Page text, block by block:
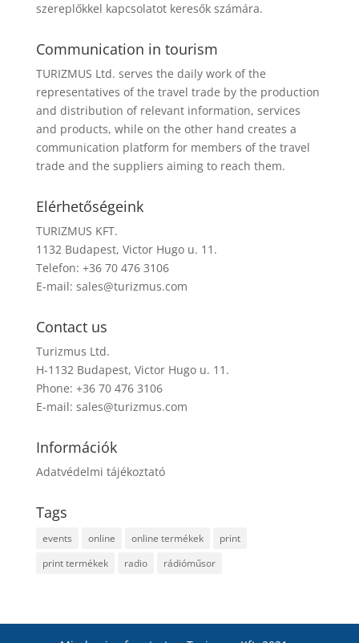
szereplőkkel kapcsolatot keresők számára.
Communication in tourism
TURIZMUS Ltd. serves the daily work of the
representatives of the travel trade by the production
and distribution of relevant information, services
and products, while on the other hand creates a
communication platform for members of the travel
trade and the suppliers aiming to reach them.
Elérhetőségeink
TURIZMUS KFT.
1132 Budapest, Victor Hugo u. 11.
Telefon: +36 70 476 3106
E-mail: sales@turizmus.com
Contact us
Turizmus Ltd.
H-1132 Budapest, Victor Hugo u. 11.
Phone: +36 70 476 3106
E-mail: sales@turizmus.com
Információk
Adatvédelmi tájékoztató
Tags
events online online termékek
print
print termékek
radio rádióműsor